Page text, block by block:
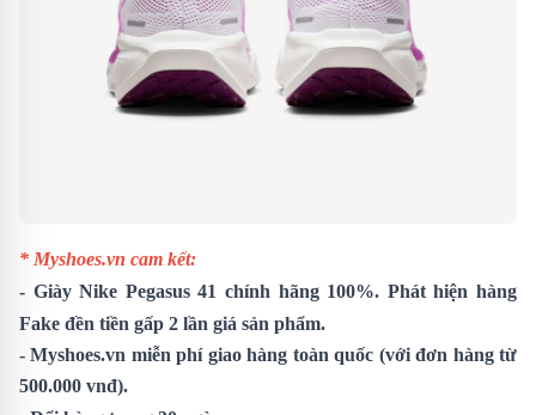
* Myshoes.vn cam kết:
- GiàyNike Pegasus 41 chính hãng 100%. Phát hiện hàng
Fake đền tiền gấp 2 lần giá sản phẩm.
- Myshoes.vn miễn phí giao hàng toàn quốc (với đơn hàng từ
500.000 vnđ).